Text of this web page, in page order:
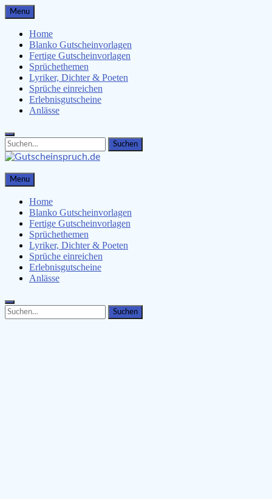
Skip
to
content
Menu
Home
Blanko Gutscheinvorlagen
Fertige Gutscheinvorlagen
Sprüchethemen
Lyriker, Dichter & Poeten
Sprüche einreichen
Erlebnisgutscheine
Anlässe
Search
for:
Search
Gutscheinspruch.de
Gutscheinsprüche & Gutscheinvorlagen finden
Menu
Home
Blanko Gutscheinvorlagen
Fertige Gutscheinvorlagen
Sprüchethemen
Lyriker, Dichter & Poeten
Sprüche einreichen
Erlebnisgutscheine
Anlässe
Search
for:
Search